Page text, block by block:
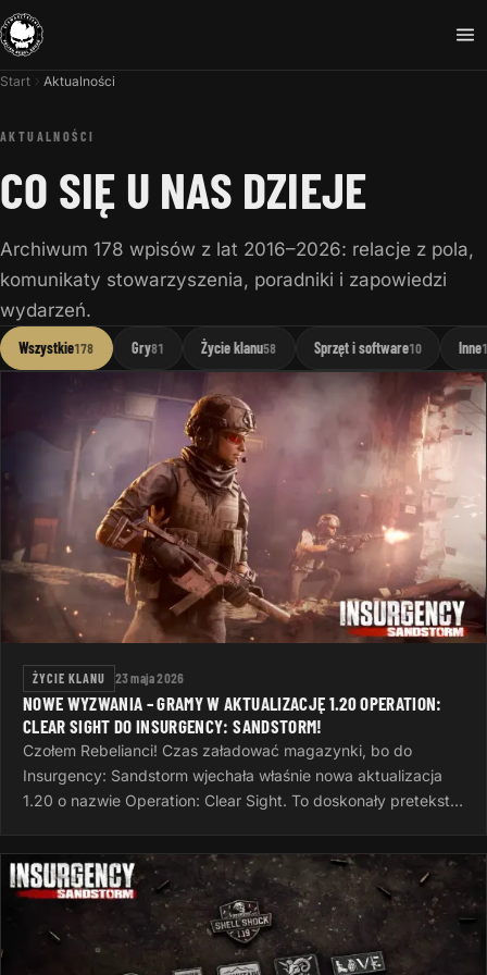
Start Aktualności
AKTUALNOŚCI
CO SIĘ U NAS DZIEJE
Archiwum 178 wpisów z lat 2016–2026: relacje z pola,
komunikaty stowarzyszenia, poradniki i zapowiedzi
wydarzeń.
Wszystkie178 Gry81 Życie klanu58 Sprzęt i software10 Inne
ŻYCIE KLANU 23 maja 2026
NOWE WYZWANIA – GRAMY W AKTUALIZACJĘ 1.20 OPERATION:
CLEAR SIGHT DO INSURGENCY: SANDSTORM!
Czołem Rebelianci! Czas załadować magazynki, bo do
Insurgency: Sandstorm wjechała właśnie nowa aktualizacja
1.20 o nazwie Operation: Clear Sight. To doskonały pretekst,